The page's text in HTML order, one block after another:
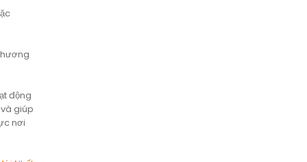
động
giúp
nơi